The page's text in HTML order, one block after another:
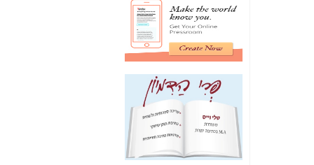
מה מקור ה-Fake
News שהביא לתפירת
תיק לביבי והעלמת
החשודים הנכונים -כאן
אחת הרגליים של "תיק
4000 התפור"
התמוטטה היום
בניצחון (כפול) של בזק
כאן
איך כתבות מפנקות